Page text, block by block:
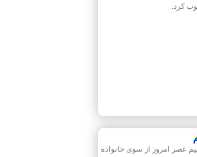
کرد.
عصر امروز از سوی خانواده